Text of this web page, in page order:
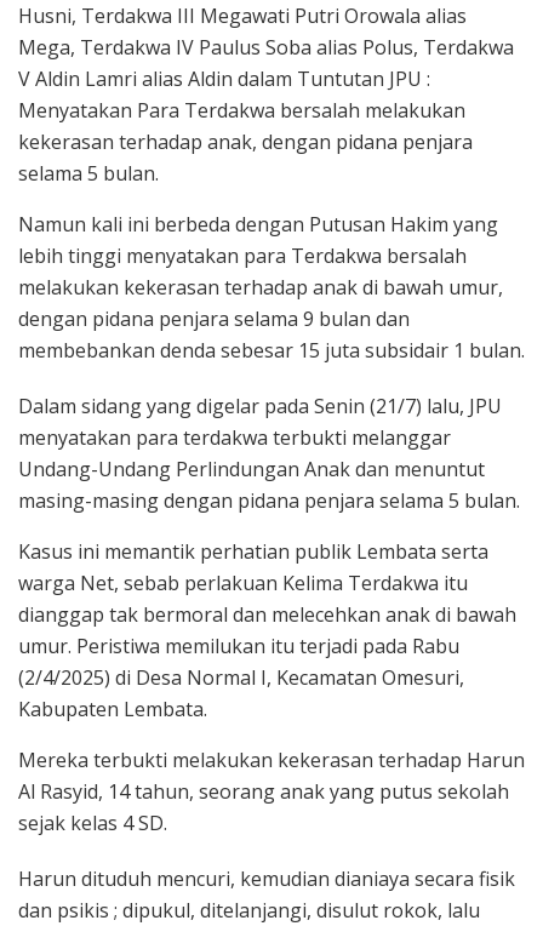
Husni, Terdakwa III Megawati Putri Orowala alias
Mega, Terdakwa IV Paulus Soba alias Polus, Terdakwa
V Aldin Lamri alias Aldin dalam Tuntutan JPU :
Menyatakan Para Terdakwa bersalah melakukan
kekerasan terhadap anak, dengan pidana penjara
selama 5 bulan.
Namun kali ini berbeda dengan Putusan Hakim yang
lebih tinggi menyatakan para Terdakwa bersalah
melakukan kekerasan terhadap anak di bawah umur,
dengan pidana penjara selama 9 bulan dan
membebankan denda sebesar 15 juta subsidair 1 bulan.
Dalam sidang yang digelar pada Senin (21/7) lalu, JPU
menyatakan para terdakwa terbukti melanggar
Undang-Undang Perlindungan Anak dan menuntut
masing-masing dengan pidana penjara selama 5 bulan.
Kasus ini memantik perhatian publik Lembata serta
warga Net, sebab perlakuan Kelima Terdakwa itu
dianggap tak bermoral dan melecehkan anak di bawah
umur. Peristiwa memilukan itu terjadi pada Rabu
(2/4/2025) di Desa Normal I, Kecamatan Omesuri,
Kabupaten Lembata.
Mereka terbukti melakukan kekerasan terhadap Harun
Al Rasyid, 14 tahun, seorang anak yang putus sekolah
sejak kelas 4 SD.
Harun dituduh mencuri, kemudian dianiaya secara fisik
dan psikis ; dipukul, ditelanjangi, disulut rokok, lalu